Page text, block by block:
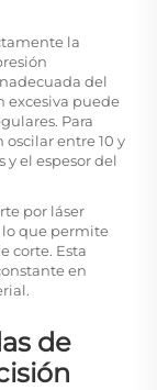
la
del
excesiva puede
Para
oscilar entre 10 y
y el espesor del
por láser
que permite
corte. Esta
en
de